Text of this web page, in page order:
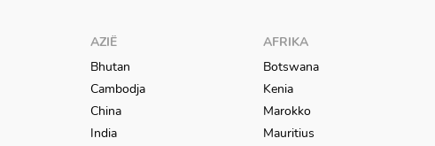
AZIË
Bhutan
Cambodja
China
India
AFRIKA
Botswana
Kenia
Marokko
Mauritius